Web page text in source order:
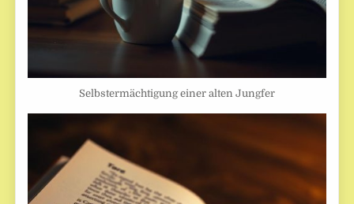
Selbstermächtigung einer alten Jungfer